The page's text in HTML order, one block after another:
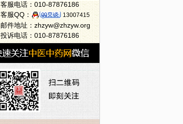
客服电话：010-87876186
客服QQ：
13007415
邮件地址：zhzyw@zhzyw.org
投诉电话：010-87876186